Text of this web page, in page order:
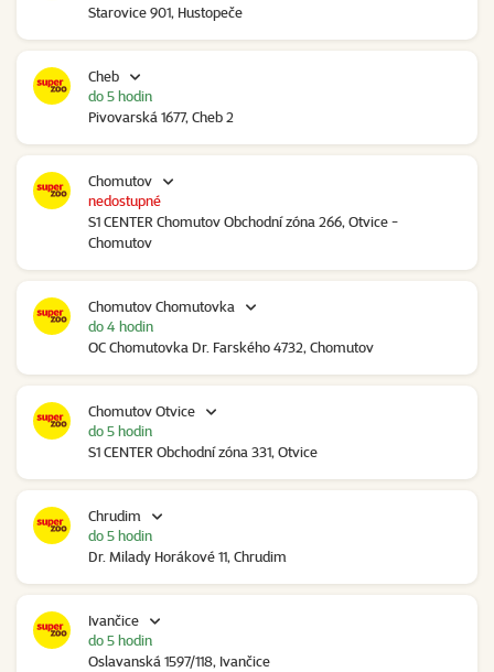
Starovice 901, Hustopeče
Cheb
Pivovarská 1677, Cheb 2
do 5 hodin
Chomutov
S1 CENTER Chomutov Obchodní zóna 266, Otvice -
Chomutov
nedostupné
Chomutov Chomutovka
OC Chomutovka Dr. Farského 4732, Chomutov
do 4 hodin
Chomutov Otvice
S1 CENTER Obchodní zóna 331, Otvice
do 5 hodin
Chrudim
Dr. Milady Horákové 11, Chrudim
do 5 hodin
Ivančice
Oslavanská 1597/118, Ivančice
do 5 hodin